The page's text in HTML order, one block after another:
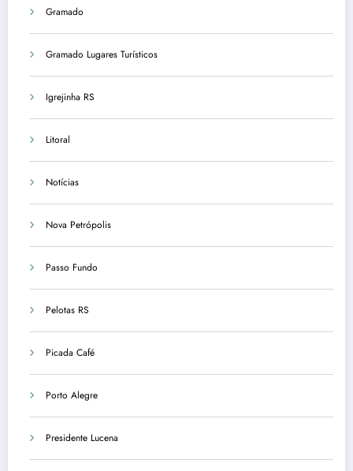
Gramado
Gramado Lugares Turísticos
Igrejinha RS
Litoral
Notícias
Nova Petrópolis
Passo Fundo
Pelotas RS
Picada Café
Porto Alegre
Presidente Lucena